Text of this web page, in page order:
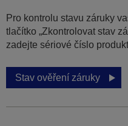
Pro kontrolu stavu záruky
tlačítko „Zkontrolovat stav
zadejte sériové číslo
Stav ověření záruky